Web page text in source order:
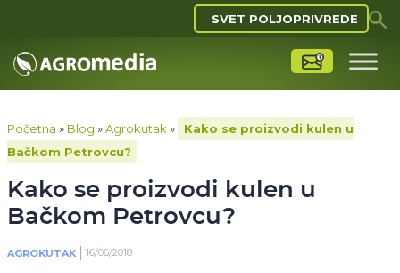
SVET POLJOPRIVREDE
Početna » Blog »Agrokutak »
Kako se proizvodi kulen u
Bačkom Petrovcu?
Kako se proizvodi kulen u
Bačkom Petrovcu?
AGROKUTAK 16/06/2018